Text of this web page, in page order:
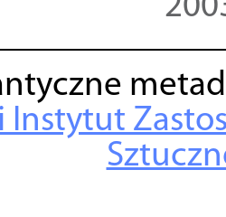
Instytut